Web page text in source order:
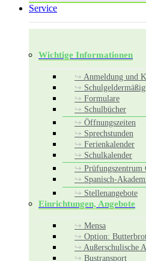
Service
Wichtige Informationen
Anmeldung und
Formulare
Schulbücher
Öffnungszeiten
Sprechstunden
Ferienkalender
Schulkalender
Prüfungszentrum
Spanisch-
Stellenangebote
Einrichtungen, Angebote
Mensa
Option:
Außerschulische
Bustransport